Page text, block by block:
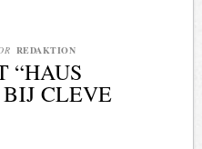
REDAKTION
“HAUS
BIJ CLEVE